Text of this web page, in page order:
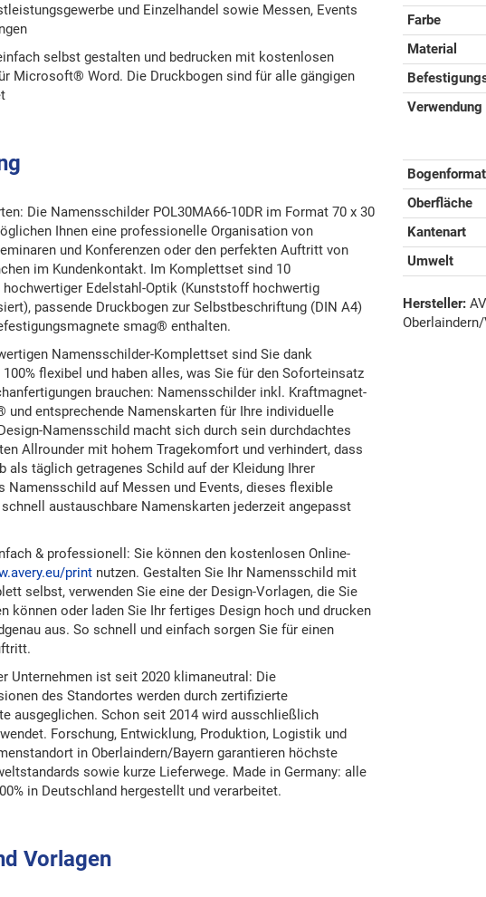
und Einzelhandel sowie Messen, Events
selbst gestalten und bedrucken mit kostenlosen
Microsoft® Word. Die Druckbogen sind für alle gängigen
Die Namensschilder POL30MA66-10DR im Format 70 x 30
Ihnen eine professionelle Organisation von
und Konferenzen oder den perfekten Auftritt von
im Kundenkontakt. Im Komplettset sind 10
Edelstahl-Optik (Kunststoff hochwertig
passende Druckbogen zur Selbstbeschriftung (DIN A4)
smag® enthalten.
Namensschilder-Komplettset sind Sie dank
flexibel und haben alles, was Sie für den Soforteinsatz
brauchen: Namensschilder inkl. Kraftmagnet-
und entsprechende Namenskarten für Ihre individuelle
Namensschild macht sich durch sein durchdachtes
Allrounder mit hohem Tragekomfort und verhindert, dass
als täglich getragenes Schild auf der Kleidung Ihrer
Namensschild auf Messen und Events, dieses flexible
austauschbare Namenskarten jederzeit angepasst
& professionell: Sie können den kostenlosen Online-
print nutzen. Gestalten Sie Ihr Namensschild mit
selbst, verwenden Sie eine der Design-Vorlagen, die Sie
können oder laden Sie Ihr fertiges Design hoch und drucken
aus. So schnell und einfach sorgen Sie für einen
Unternehmen ist seit 2020 klimaneutral: Die
des Standortes werden durch zertifizierte
ausgeglichen. Schon seit 2014 wird ausschließlich
Forschung, Entwicklung, Produktion, Logistik und
in Oberlaindern/Bayern garantieren höchste
sowie kurze Lieferwege. Made in Germany: alle
in Deutschland hergestellt und verarbeitet.
Vorlagen
Farbe
Material
Verwendung
Bogenformat
Oberfläche
Kantenart
Umwelt
Hersteller: